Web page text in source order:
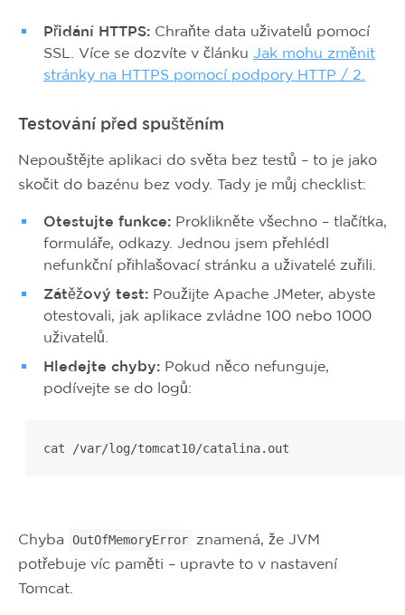
Přidání HTTPS: Chraňte data uživatelů pomocí
SSL. Více se dozvíte v článku Jak mohu změnit
stránky na HTTPS pomocí podpory HTTP / 2.
Testování před spuštěním
Nepouštějte aplikaci do světa bez testů – to je jako
skočit do bazénu bez vody. Tady je můj checklist:
Otestujte funkce: Proklikněte všechno – tlačítka,
formuláře, odkazy. Jednou jsem přehlédl
nefunkční přihlašovací stránku a uživatelé zuřili.
Zátěžový test: Použijte Apache JMeter, abyste
otestovali, jak aplikace zvládne 100 nebo 1000
uživatelů.
Hledejte chyby: Pokud něco nefunguje,
podívejte se do logů:
cat /var/log/tomcat10/catalina.out
Chyba OutOfMemoryError
znamená, že JVM
potřebuje víc paměti – upravte to v nastavení
Tomcat.